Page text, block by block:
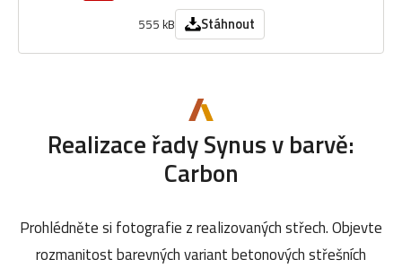
555 kB Stáhnout
Realizace řady Synus v barvě:
Carbon
Prohlédněte si fotografie z realizovaných střech. Objevte
rozmanitost barevných variant betonových střešních